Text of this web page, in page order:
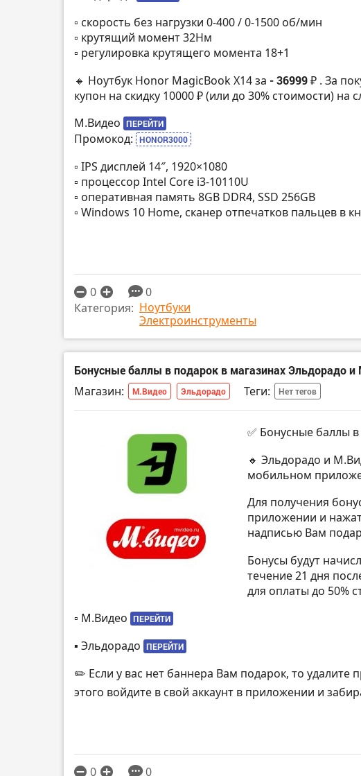
▫️ скорость без нагрузки 0-400 / 0-1500 об/мин
▫️ крутящий момент 32Нм
▫️ регулировка крутящего момента 18+1
🔸 Ноутбук Honor MagicBook X14 за - 36999 ₽ . За
купон на скидку 10000 ₽ (или до 30% стоимости) на
М.Видео ПЕРЕЙТИ
Промокод: HONOR3000
▫️ IPS дисплей 14″, 1920×1080
▫️ процессор Intel Core i3-10110U
▫️ оперативная память 8GB DDR4, SSD 256GB
▫️ Windows 10 Home, сканер отпечатков пальцев в
0
0
Категория: Ноутбуки
Электроинструменты
Бонусные баллы в подарок в магазинах Эльдорадо
Магазин: М.Видео Эльдорадо Теги: Нет тегов
✅ Бонусные баллы
🔸 Эльдорадо и
мобильном
Для получения
приложении и
надписью Вам
Бонусы будут
течение 21 дня
для оплаты до 50%
▫️ М.Видео ПЕРЕЙТИ
▪️ Эльдорадо ПЕРЕЙТИ
✏️ Если у вас нет баннера Вам подарок, то удалите
этого войдите в свой аккаунт в приложении и
0 0